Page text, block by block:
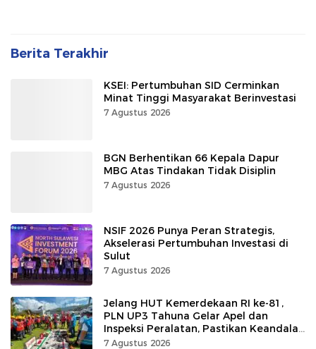
Berita Terakhir
KSEI: Pertumbuhan SID Cerminkan
Minat Tinggi Masyarakat Berinvestasi
7 Agustus 2026
BGN Berhentikan 66 Kepala Dapur
MBG Atas Tindakan Tidak Disiplin
7 Agustus 2026
NSIF 2026 Punya Peran Strategis,
Akselerasi Pertumbuhan Investasi di
Sulut
7 Agustus 2026
Jelang HUT Kemerdekaan RI ke-81,
PLN UP3 Tahuna Gelar Apel dan
Inspeksi Peralatan, Pastikan Keandalan
Listrik
7 Agustus 2026